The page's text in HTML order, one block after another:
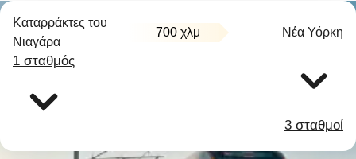
Καταρράκτες του
Νιαγάρα
700 χλμ Νέα Υόρκη
1 σταθμός
3 σταθμοί